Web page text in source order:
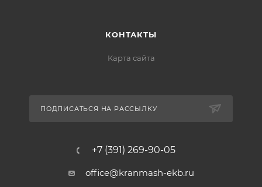
КОНТАКТЫ
Карта сайта
ПОДПИСАТЬСЯ НА РАССЫЛКУ
+7 (391) 269-90-05
office@kranmash-ekb.ru